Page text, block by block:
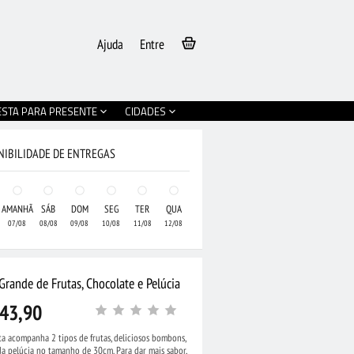
Entre
Ajuda
PARA PRESENTE CIDADES
DE ENTREGAS
AMANHÃ
07/08
SÁB
08/08
DOM
09/08
SEG
10/08
TER
11/08
QUA
12/08
de Frutas, Chocolate e Pelúcia
acompanha 2 tipos de frutas, deliciosos bombons,
pelúcia no tamanho de 30cm. Para dar mais sabor,